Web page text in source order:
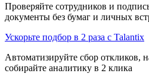
Проверяйте сотрудников и
документы без бумаг и личных
Ускорьте подбор в 2 раза с Talantix
Автоматизируйте сбор откликов,
собирайте аналитику в 2 клика